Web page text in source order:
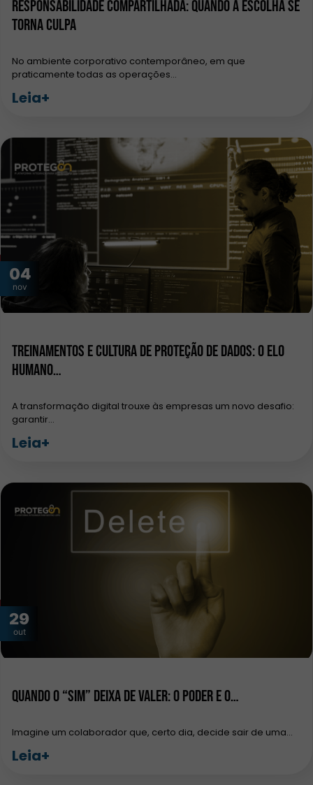
Responsabilidade Compartilhada: Quando a Escolha se
Torna Culpa
No ambiente corporativo contemporâneo, em que
praticamente todas as operações…
Leia+
04
nov
Treinamentos e Cultura de Proteção de Dados: O Elo
Humano…
A transformação digital trouxe às empresas um novo desafio:
garantir…
Leia+
29
out
Quando o “sim” deixa de valer: o poder e o…
Imagine um colaborador que, certo dia, decide sair de uma…
Leia+